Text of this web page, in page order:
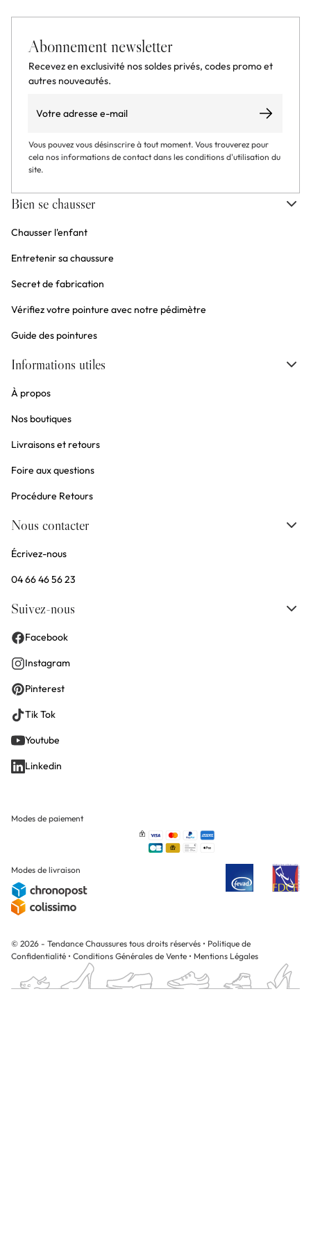
Abonnement newsletter
Recevez en exclusivité nos soldes privés, codes promo et
autres nouveautés.
S’abonner
Vous pouvez vous désinscrire à tout moment. Vous trouverez pour
cela nos informations de contact dans les conditions d'utilisation du
site.
Bien se chausser
Chausser l'enfant
Entretenir sa chaussure
Secret de fabrication
Vérifiez votre pointure avec notre pédimètre
Guide des pointures
Informations utiles
À propos
Nos boutiques
Livraisons et retours
Foire aux questions
Procédure Retours
Nous contacter
Écrivez-nous
04 66 46 56 23
Suivez-nous
Facebook
Instagram
Pinterest
Tik Tok
Youtube
Linkedin
Modes de paiement
Modes de livraison
© 2026 - Tendance Chaussures tous droits réservés • Politique de
Confidentialité • Conditions Générales de Vente • Mentions Légales